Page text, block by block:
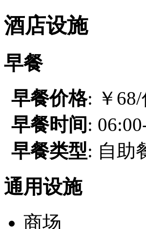
酒店设施
早餐
早餐价格: ￥68/
早餐时间 :
早餐类型: 自助
通用设施
商场